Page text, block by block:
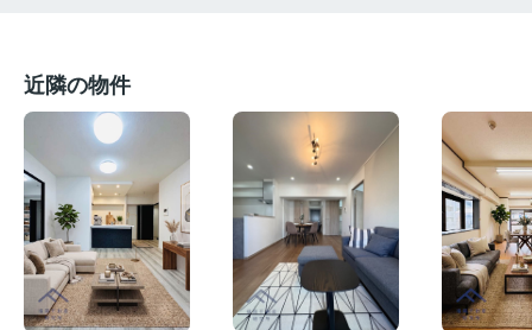
近隣の物件